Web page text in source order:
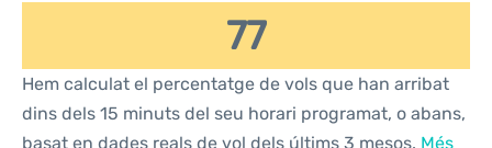
77
Hem calculat el percentatge de vols que han arribat
dins dels 15 minuts del seu horari programat, o abans,
basat en dades reals de vol dels últims 3 mesos. Més